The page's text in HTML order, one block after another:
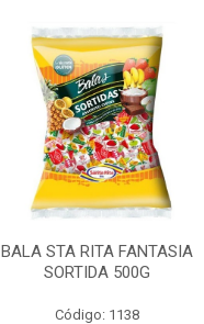
BALA STA RITA FANTASIA
SORTIDA 500G
Código: 1138